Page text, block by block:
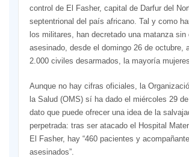
control de El Fasher, capital de Darfur del
septentrional del país africano. Tal y como
los militares, han decretado una matanza sin
asesinado, desde el domingo 26 de octubre,
2.000 civiles desarmados, la mayoría
Aunque no hay cifras oficiales, la
la Salud (OMS) sí ha dado el miércoles 29
dato que puede ofrecer una idea de la
perpetrada: tras ser atacado el Hospital
El Fasher, hay “460 pacientes y
asesinados”.